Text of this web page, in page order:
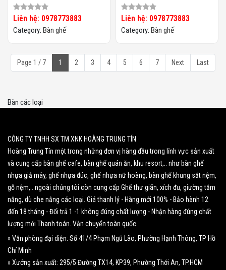
HTT01
Liên hệ: 0978773883
Category: Bàn ghế
HTT03
Liên hệ: 0978773883
Category: Bàn ghế
Page 1 / 7 1 2 3 4 5 6 7 Next Last
Bàn các loại
CÔNG TY TNHH SX TM XNK HOÀNG TRUNG TÍN
Hoàng Trung Tín một trong những đơn vị hàng đầu trong lĩnh vực sản xuất
và cung cấp bàn ghế cafe, bàn ghế quán ăn, khu resort,.. như bàn ghế
nhựa giả mây, ghế nhựa đúc, ghế nhựa nữ hoàng, bàn ghế khung sắt nệm,
gỗ nệm,.. ngoài chúng tôi còn cung cấp Ghế thư giãn, xích đu, giường tắm
nắng, dù che nắng các loại. Giá thanh lý - Hàng mới 100% - Bảo hành 12
đến 18 tháng - Đổi trả 1 -1 không đúng chất lượng - Nhận hàng đúng chất
lượng mới Thanh toán. Vận chuyển toàn quốc.
» Văn phòng đại diện: Số 41/4 Phạm Ngũ Lão, Phường Hạnh Thông, TP Hồ
Chí Minh
» Xưởng sản xuất: 295/5 Đường TX14, KP39, Phường Thới An, TP.HCM